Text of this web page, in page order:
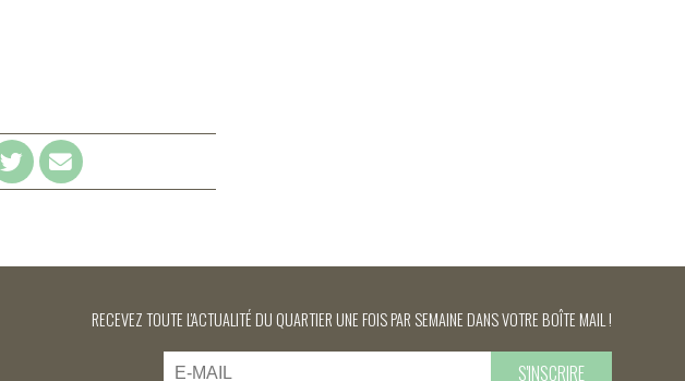
RECEVEZ TOUTE L'ACTUALITÉ DU QUARTIER UNE FOIS PAR SEMAINE DANS VOTRE BOÎTE MAIL !